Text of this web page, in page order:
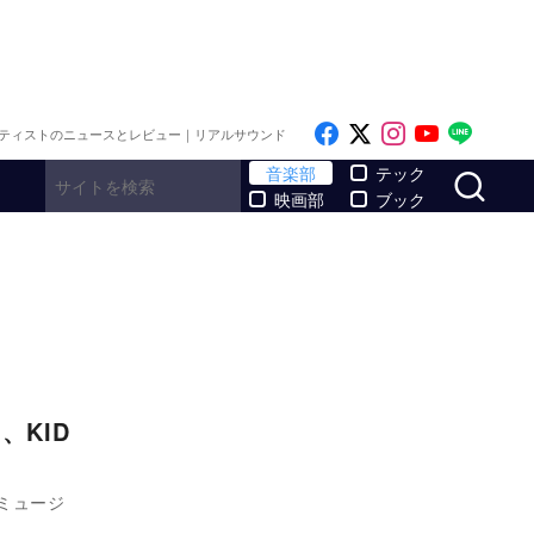
ィストのニュースとレビュー｜リアルサウンド Like on Facebook
Follow on x
Follow on
Follow
音楽部
映画部
テック
ブック
KID
ュージ